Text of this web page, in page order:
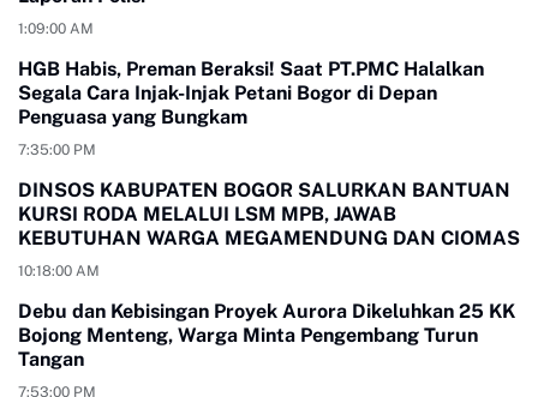
1:09:00 AM
HGB Habis, Preman Beraksi! Saat PT.PMC Halalkan
Segala Cara Injak-Injak Petani Bogor di Depan
Penguasa yang Bungkam
7:35:00 PM
DINSOS KABUPATEN BOGOR SALURKAN BANTUAN
KURSI RODA MELALUI LSM MPB, JAWAB
KEBUTUHAN WARGA MEGAMENDUNG DAN CIOMAS
10:18:00 AM
Debu dan Kebisingan Proyek Aurora Dikeluhkan 25 KK
Bojong Menteng, Warga Minta Pengembang Turun
Tangan
7:53:00 PM